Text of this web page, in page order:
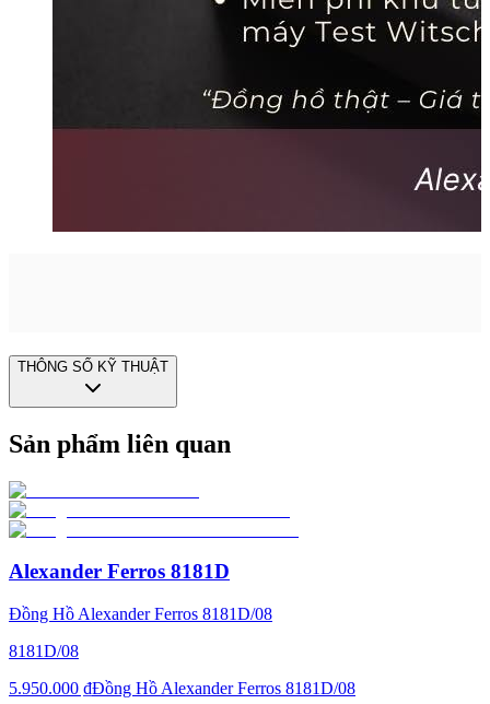
THÔNG SỐ KỸ THUẬT
Sản phẩm liên quan
Alexander Ferros 8181D
Đồng Hồ Alexander Ferros 8181D/08
8181D/08
5.950.000 ₫Đồng Hồ Alexander Ferros 8181D/08